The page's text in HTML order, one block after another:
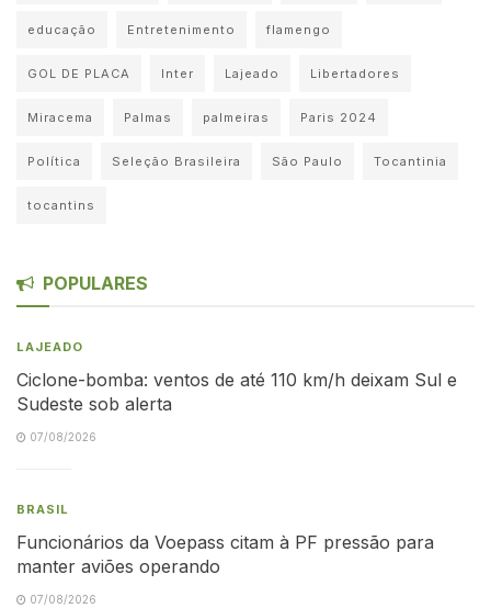
educação Entretenimento flamengo
GOL DE PLACA Inter Lajeado Libertadores
Miracema Palmas palmeiras Paris 2024
Política Seleção Brasileira São Paulo Tocantinia
tocantins
POPULARES
LAJEADO
Ciclone-bomba: ventos de até 110 km/h deixam Sul e
Sudeste sob alerta
07/08/2026
BRASIL
Funcionários da Voepass citam à PF pressão para
manter aviões operando
07/08/2026